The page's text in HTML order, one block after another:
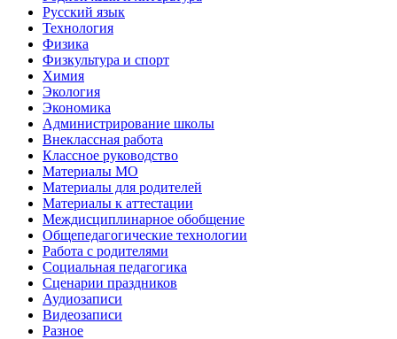
Русский язык
Технология
Физика
Физкультура и спорт
Химия
Экология
Экономика
Администрирование школы
Внеклассная работа
Классное руководство
Материалы МО
Материалы для родителей
Материалы к аттестации
Междисциплинарное обобщение
Общепедагогические технологии
Работа с родителями
Социальная педагогика
Сценарии праздников
Аудиозаписи
Видеозаписи
Разное